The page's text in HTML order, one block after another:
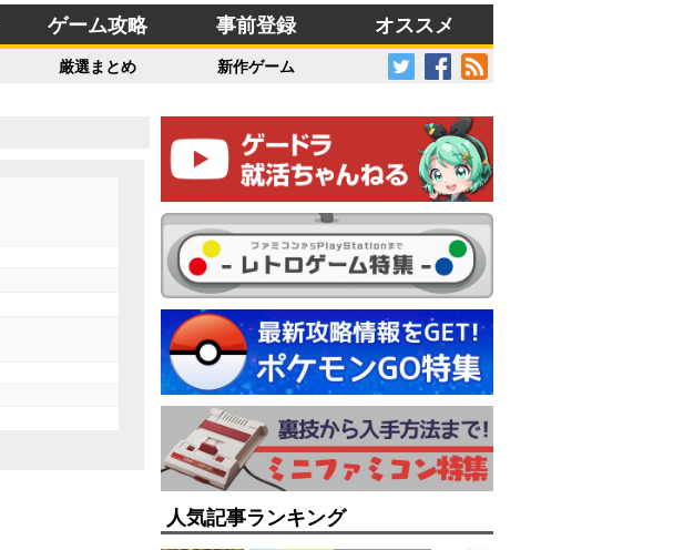
ゲーム攻略 事前登録 オススメ
厳選まとめ 新作ゲーム
人気記事ランキング